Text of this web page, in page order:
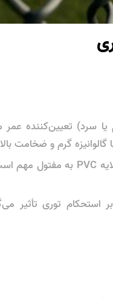
سرد) تعیین‌کننده عمر
گرم و ضخامت
توری تأثیر